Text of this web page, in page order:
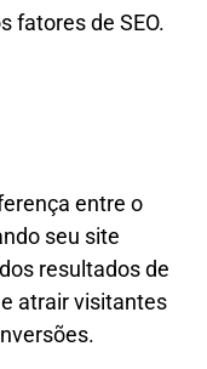
fatores de SEO.
entre o
seu site
resultados de
atrair visitantes